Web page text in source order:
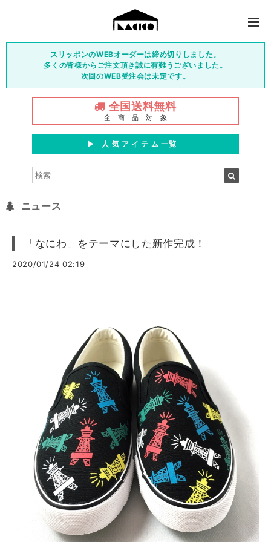
スリッポンのWEBオーダーは締め切りしました。
多くの皆様からご注文頂き誠に有難うございました。
次回のWEB受注会は未定です。
全国送料無料
全 商 品 対 象
▶︎ 人 気 ア イ テ ム 一覧
ニュース
「なにわ」をテーマにした新作完成！
2020/01/24 02:19